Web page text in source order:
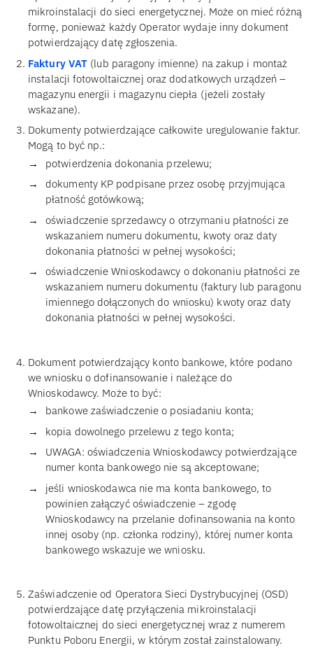
mikroinstalacji do sieci energetycznej. Może on mieć różną
formę, ponieważ każdy Operator wydaje inny dokument
potwierdzający datę zgłoszenia.
Faktury VAT (lub paragony imienne) na zakup i montaż
instalacji fotowoltaicznej oraz dodatkowych urządzeń –
magazynu energii i magazynu ciepła (jeżeli zostały
wskazane).
Dokumenty potwierdzające całkowite uregulowanie faktur.
Mogą to być np.:
potwierdzenia dokonania przelewu;
dokumenty KP podpisane przez osobę przyjmująca
płatność gotówkową;
oświadczenie sprzedawcy o otrzymaniu płatności ze
wskazaniem numeru dokumentu, kwoty oraz daty
dokonania płatności w pełnej wysokości;
oświadczenie Wnioskodawcy o dokonaniu płatności ze
wskazaniem numeru dokumentu (faktury lub paragonu
imiennego dołączonych do wniosku) kwoty oraz daty
dokonania płatności w pełnej wysokości.
Dokument potwierdzający konto bankowe, które podano
we wniosku o dofinansowanie i należące do
Wnioskodawcy. Może to być:
bankowe zaświadczenie o posiadaniu konta;
kopia dowolnego przelewu z tego konta;
UWAGA: oświadczenia Wnioskodawcy potwierdzające
numer konta bankowego nie są akceptowane;
jeśli wnioskodawca nie ma konta bankowego, to
powinien załączyć oświadczenie – zgodę
Wnioskodawcy na przelanie dofinansowania na konto
innej osoby (np. członka rodziny), której numer konta
bankowego wskazuje we wniosku.
Zaświadczenie od Operatora Sieci Dystrybucyjnej (OSD)
potwierdzające datę przyłączenia mikroinstalacji
fotowoltaicznej do sieci energetycznej wraz z numerem
Punktu Poboru Energii, w którym został zainstalowany.